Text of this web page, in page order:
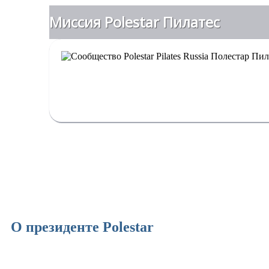
Миссия Polestar Пилатес
О президенте Polestar